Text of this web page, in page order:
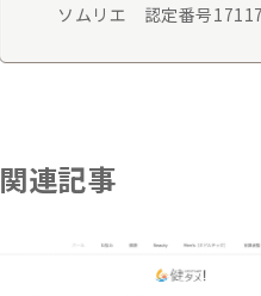
ソムリエ 認定番号
関連記事